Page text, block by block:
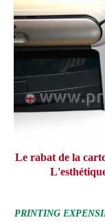
Le rabat de la
PRINTING